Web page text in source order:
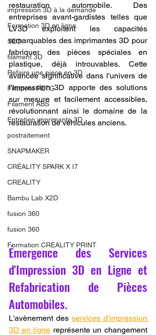
impression 3D à la demande
Formation 3D en ligne.
SEO
filament 3D
Refaire une piece en 3D
Filament PETG
Filament ABS
Entretien imprimante 3D
postraitement
SNAPMAKER
CRÉALITY SPARK X I7
CREALITY
Bambu Lab X2D
fusion 360
fusion 360
Formation CREALITY PRINT
restauration automobile. Des
entreprises avant-gardistes telles que
LV3D exploitent les capacités
remarquables des imprimantes 3D pour
fabriquer des pièces spéciales en
plastique, déjà introuvables. Cette
avancée significative dans l'univers de
l'impression 3D apporte des solutions
sur mesure et facilement accessibles,
révolutionnant ainsi le domaine de la
restauration de véhicules anciens.
Émergence des Services
d'Impression 3D en Ligne et
Refabrication de Pièces
Automobiles.
L'avènement des services d'impression
3D en ligne représente un changement